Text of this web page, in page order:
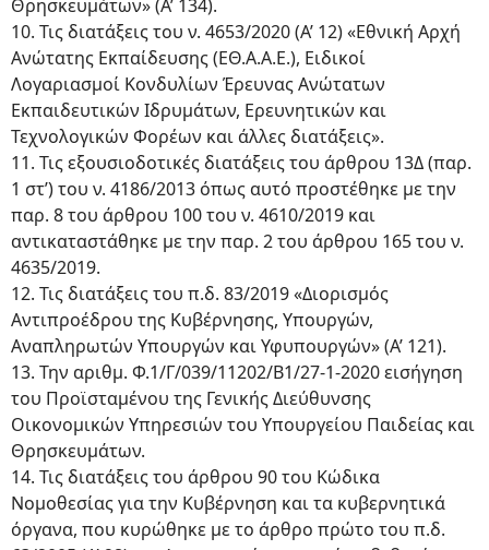
Θρησκευμάτων» (Α’ 134).
10. Τις διατάξεις του ν. 4653/2020 (Α’ 12) «Εθνική Αρχή
Ανώτατης Εκπαίδευσης (ΕΘ.Α.Α.Ε.), Ειδικοί
Λογαριασμοί Κονδυλίων Έρευνας Ανώτατων
Εκπαιδευτικών Ιδρυμάτων, Ερευνητικών και
Τεχνολογικών Φορέων και άλλες διατάξεις».
11. Τις εξουσιοδοτικές διατάξεις του άρθρου 13Δ (παρ.
1 στ’) του ν. 4186/2013 όπως αυτό προστέθηκε με την
παρ. 8 του άρθρου 100 του ν. 4610/2019 και
αντικαταστάθηκε με την παρ. 2 του άρθρου 165 του ν.
4635/2019.
12. Τις διατάξεις του π.δ. 83/2019 «Διορισμός
Αντιπροέδρου της Κυβέρνησης, Υπουργών,
Αναπληρωτών Υπουργών και Υφυπουργών» (Α’ 121).
13. Την αριθμ. Φ.1/Γ/039/11202/Β1/27-1-2020 εισήγηση
του Προϊσταμένου της Γενικής Διεύθυνσης
Οικονομικών Υπηρεσιών του Υπουργείου Παιδείας και
Θρησκευμάτων.
14. Τις διατάξεις του άρθρου 90 του Κώδικα
Νομοθεσίας για την Κυβέρνηση και τα κυβερνητικά
όργανα, που κυρώθηκε με το άρθρο πρώτο του π.δ.